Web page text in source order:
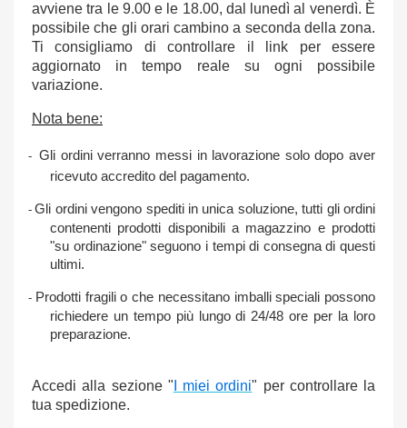
avviene tra le 9.00 e le 18.00, dal lunedì al venerdì. È
possibile che gli orari cambino a seconda della zona.
Ti consigliamo di controllare il link per essere
aggiornato in tempo reale su ogni possibile
variazione.
Nota bene:
- Gli ordini verranno messi in lavorazione solo dopo aver
ricevuto accredito del pagamento.
-Gli ordini vengono spediti in unica soluzione, tutti gli ordini
contenenti prodotti disponibili a magazzino e prodotti
"su ordinazione" seguono i tempi di consegna di questi
ultimi.
- Prodotti fragili o che necessitano imballi speciali possono
richiedere un tempo più lungo di 24/48 ore per la loro
preparazione.
Accedi alla sezione " I miei ordini" per controllare la
tua spedizione.